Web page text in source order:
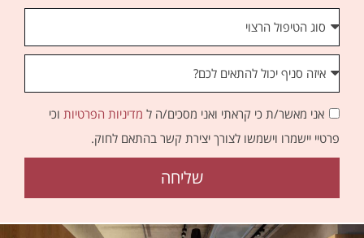
אני מאשר/ת כי קראתי ואני מסכים/ה ל מדיניות הפרטיות וכי
פרטיי יישמרו וישמשו לצורך יצירת קשר בהתאם לחוק.
שליחה